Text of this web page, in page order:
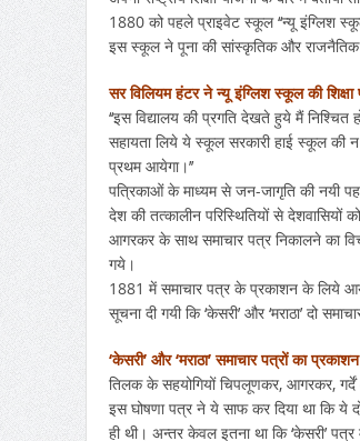
1880 को पहले प्राइवेट स्कूल ‘‘न्यू इंग्लिश
इस स्कूल ने पूना की सांस्कृतिक और राजनैतिक
सर विलियम हंटर ने न्यू इंग्लिश स्कूल की शिक्षा
‘‘इस विद्यालय की प्रगति देखते हुये मैं
सहायता लिये ये स्कूल सरकारी हाई स्कूल की
प्रथम आयेगा।’’
पत्रिकाओं के माध्यम से जन-जागृति की नयी
देश की तत्कालीन परिस्थितियों से
आगरकर के साथ समाचार पत्र निकालने का
गये।
1881 में समाचार पत्र के प्रकाशन के लिये
सूचना दी गयी कि ‘केसरी’ और ‘मराठा’ दो
‘केसरी’ और ‘मराठा’ समाचार पत्रों का प्रकाशन
तिलक के सहयोगियों चिपलूणकर, आगरकर, गर्दें
इस घोषणा पत्र ने ये साफ कर दिया था कि ये
ही थी। अन्तर केवल इतना था कि ‘केसरी’ पत्र